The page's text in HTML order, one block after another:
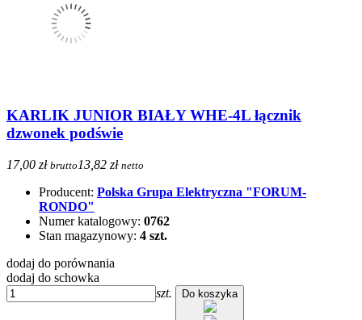
KARLIK JUNIOR BIAŁY WHE-4L łącznik
dzwonek podświe
17,00 zł brutto 13,82 zł netto
Producent: Polska Grupa Elektryczna "FORUM-
RONDO"
Numer katalogowy: 0762
Stan magazynowy: 4 szt.
dodaj do porównania
dodaj do schowka
szt.
Do koszyka